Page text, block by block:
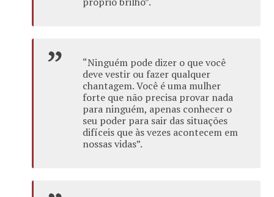
“Ninguém pode dizer o que você
deve vestir ou fazer qualquer
chantagem. Você é uma mulher
forte que não precisa provar nada
para ninguém, apenas conhecer o
seu poder para sair das situações
difíceis que às vezes acontecem em
nossas vidas”.